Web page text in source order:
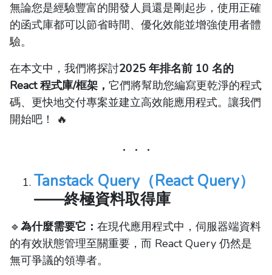
無論您是經驗豐富的開發人員還是剛起步，使用正確
的函式庫都可以節省時間、優化效能並增強使用者體
驗。
在本文中，我們將探討2025 年排名前 10 名的
React 程式庫/框架， 它們將幫助您編寫更乾淨的程式
碼、更快地交付專案並建立高效能應用程式。讓我們
開始吧！ 🔥
Tanstack Query（React Query）
——終極資料取得庫
🔹為什麼需要它： 在現代應用程式中，伺服器端資料
的有效狀態管理至關重要，而 React Query 仍然是
無可爭議的領導者。